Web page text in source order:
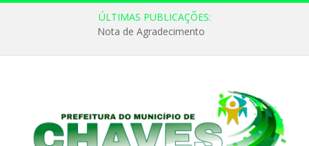
ÚLTIMAS PUBLICAÇÕES:
Nota de Agradecimento